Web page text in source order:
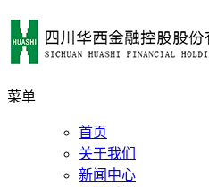
菜单
首页
关于我们
新闻中心